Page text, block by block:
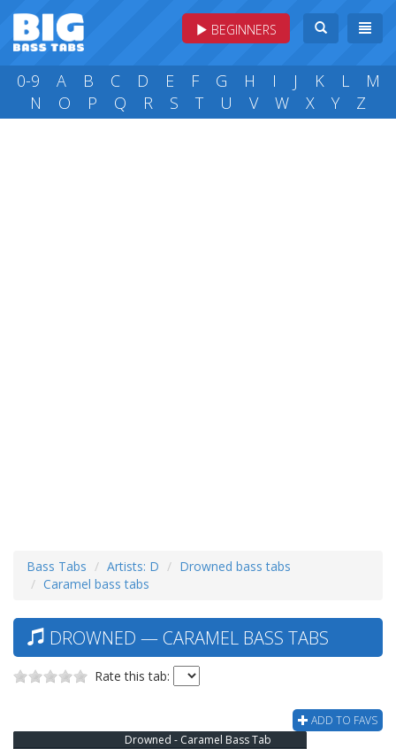
BEGINNERS
0-9 A B C D E F G H I J K L
M
N
O P Q R S T U V W X Y Z
Bass Tabs Artists: D
Drowned bass tabs
Caramel bass tabs
DROWNED — CARAMEL BASS TABS
Rate this tab:
ADD TO FAVS
Drowned - Caramel Bass Tab